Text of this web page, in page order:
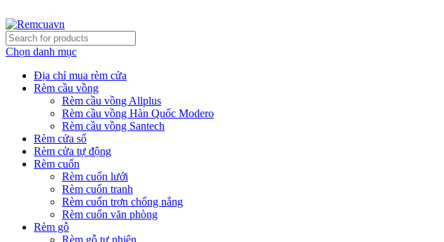
Chọn danh mục
Địa chỉ mua rèm cửa
Rèm cầu vồng
Rèm cầu vồng Allplus
Rèm cầu vồng Hàn Quốc Modero
Rèm cầu vồng Santech
Rèm cửa sổ
Rèm cửa tự động
Rèm cuốn
Rèm cuốn lưới
Rèm cuốn tranh
Rèm cuốn trơn chống nắng
Rèm cuốn văn phòng
Rèm gỗ
Rèm gỗ tự nhiên